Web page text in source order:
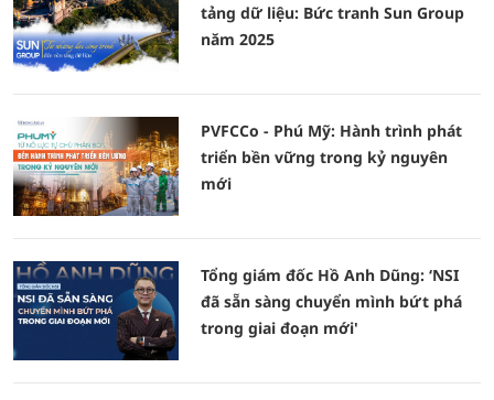
tảng dữ liệu: Bức tranh Sun Group
năm 2025
PVFCCo - Phú Mỹ: Hành trình phát
triển bền vững trong kỷ nguyên
mới
Tổng giám đốc Hồ Anh Dũng: ‘NSI
đã sẵn sàng chuyển mình bứt phá
trong giai đoạn mới'